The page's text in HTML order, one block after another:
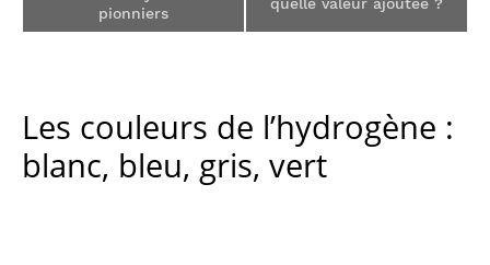
pionniers
Les couleurs de l’hydrogène :
blanc, bleu, gris, vert